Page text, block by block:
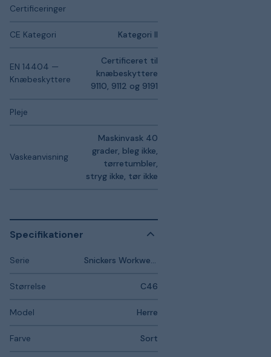
Certificeringer
CE Kategori Kategori II
EN 14404 —
Knæbeskyttere
Certificeret til
knæbeskyttere
9110, 9112 og 9191
Pleje
Vaskeanvisning
Maskinvask 40
grader, bleg ikke,
tørretumbler,
stryg ikke, tør ikke
Specifikationer
Serie Snickers Workwear FlexiWork
Størrelse C46
Model Herre
Farve Sort